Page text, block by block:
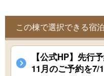
この棟で選択できる宿
【公式HP】先行
11月のご予約を7/